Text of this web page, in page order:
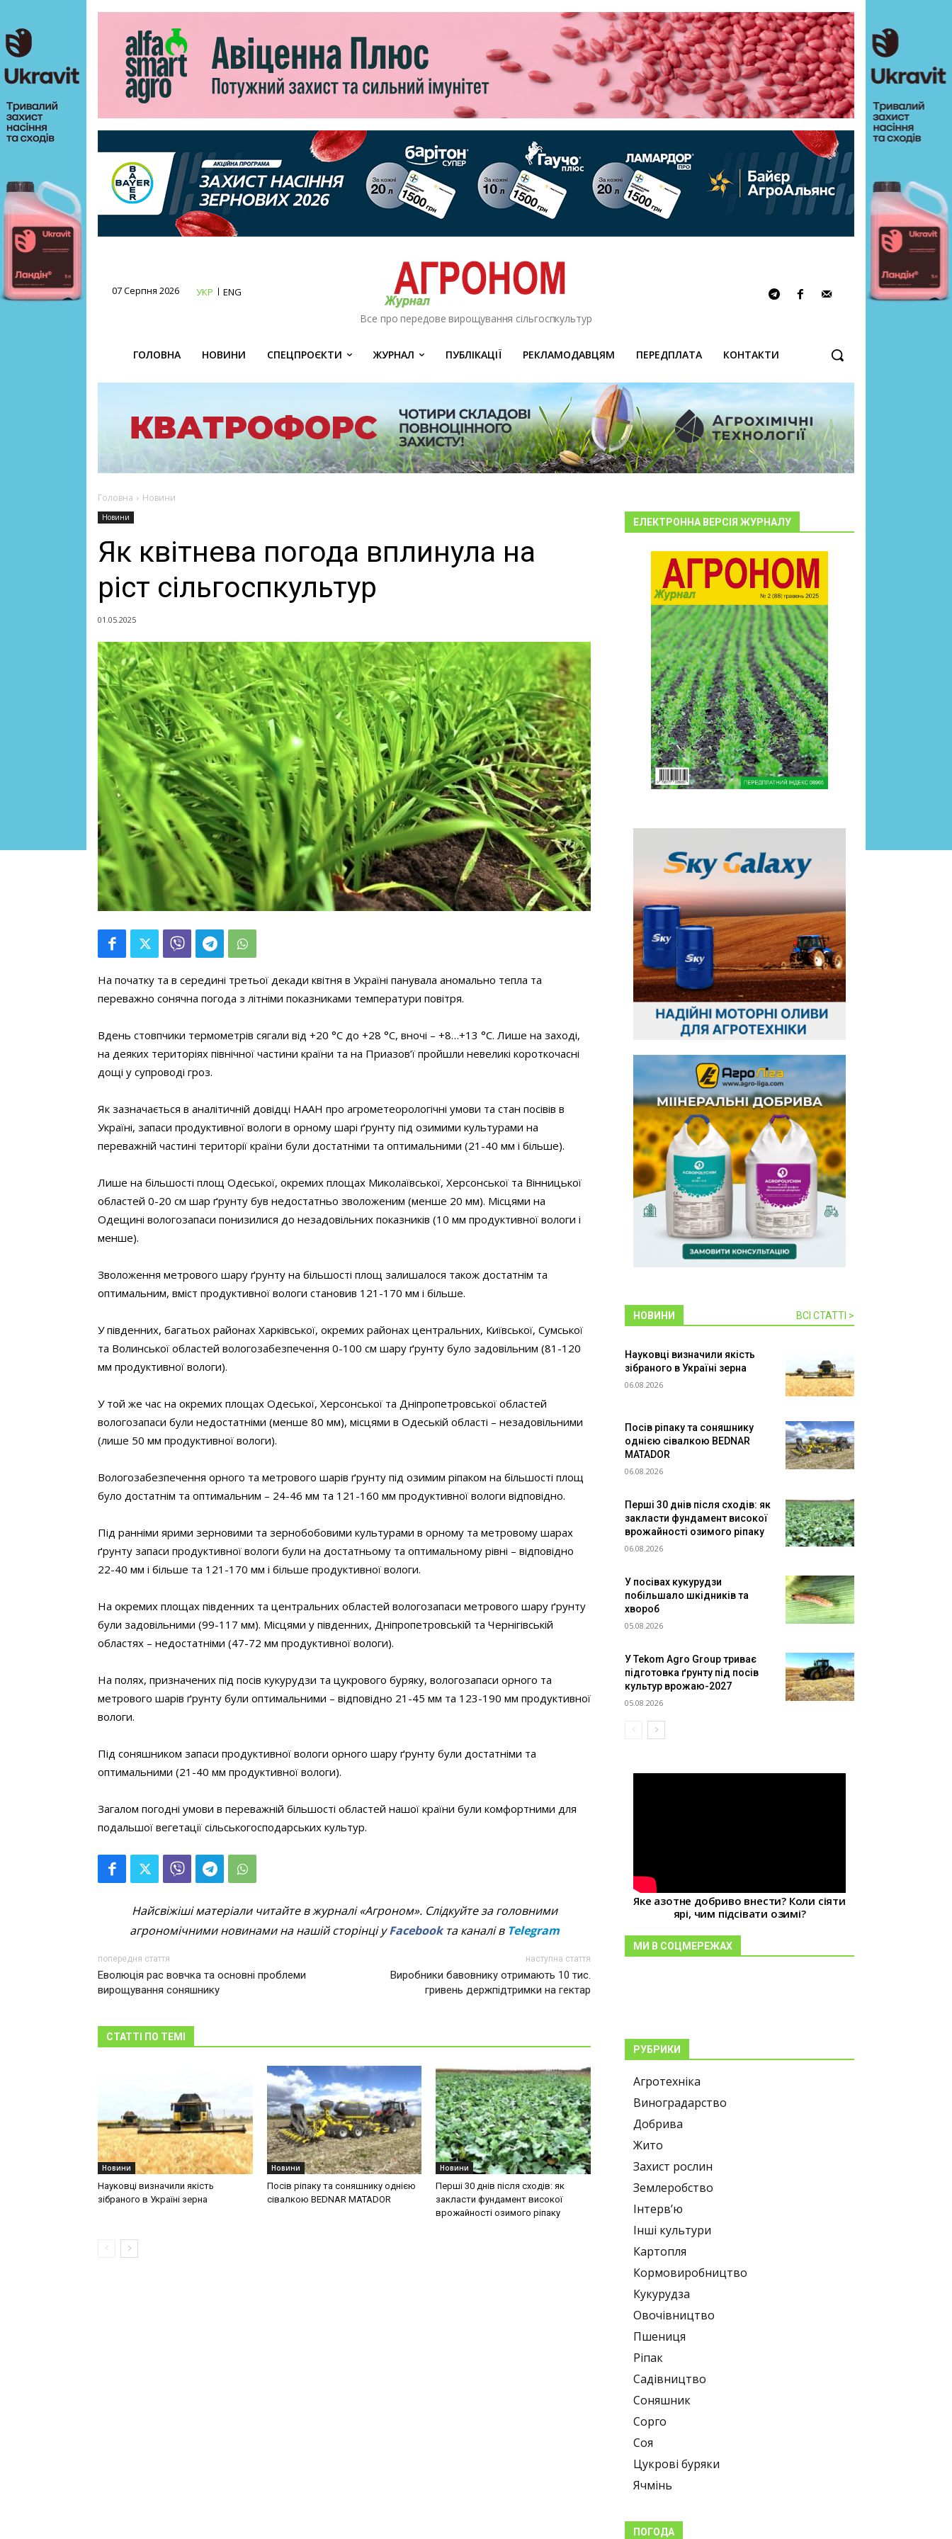
07 Серпня 2026 УКР ENG
Все про передове вирощування сільгоспкультур
ГОЛОВНА НОВИНИ СПЕЦПРОЄКТИ ЖУРНАЛ ПУБЛІКАЦІЇ РЕКЛАМОДАВЦЯМ ПЕРЕДПЛАТА КОНТАКТИ
Головна Новини
Новини
Як квітнева погода вплинула на
ріст сільгоспкультур
01.05.2025
На початку та в середині третьої декади квітня в Україні панувала аномально тепла та
переважно сонячна погода з літніми показниками температури повітря.
Вдень стовпчики термометрів сягали від +20 °С до +28 °С, вночі – +8…+13 °С. Лише на заході,
на деяких територіях північної частини країни та на Приазов’ї пройшли невеликі короткочасні
дощі у супроводі гроз.
Як зазначається в аналітичній довідці НААН про агрометеорологічні умови та стан посівів в
Україні, запаси продуктивної вологи в орному шарі ґрунту під озимими культурами на
переважній частині території країни були достатніми та оптимальними (21-40 мм і більше).
Лише на більшості площ Одеської, окремих площах Миколаївської, Херсонської та Вінницької
областей 0-20 см шар ґрунту був недостатньо зволоженим (менше 20 мм). Місцями на
Одещині вологозапаси понизилися до незадовільних показників (10 мм продуктивної вологи і
менше).
Зволоження метрового шару ґрунту на більшості площ залишалося також достатнім та
оптимальним, вміст продуктивної вологи становив 121-170 мм і більше.
У південних, багатьох районах Харківської, окремих районах центральних, Київської, Сумської
та Волинської областей вологозабезпечення 0-100 см шару ґрунту було задовільним (81-120
мм продуктивної вологи).
У той же час на окремих площах Одеської, Херсонської та Дніпропетровської областей
вологозапаси були недостатніми (менше 80 мм), місцями в Одеській області – незадовільними
(лише 50 мм продуктивної вологи).
Вологозабезпечення орного та метрового шарів ґрунту під озимим ріпаком на більшості площ
було достатнім та оптимальним – 24-46 мм та 121-160 мм продуктивної вологи відповідно.
Під ранніми ярими зерновими та зернобобовими культурами в орному та метровому шарах
ґрунту запаси продуктивної вологи були на достатньому та оптимальному рівні – відповідно
22-40 мм і більше та 121-170 мм і більше продуктивної вологи.
На окремих площах південних та центральних областей вологозапаси метрового шару ґрунту
були задовільними (99-117 мм). Місцями у південних, Дніпропетровській та Чернігівській
областях – недостатніми (47-72 мм продуктивної вологи).
На полях, призначених під посів кукурудзи та цукрового буряку, вологозапаси орного та
метрового шарів ґрунту були оптимальними – відповідно 21-45 мм та 123-190 мм продуктивної
вологи.
Під соняшником запаси продуктивної вологи орного шару ґрунту були достатніми та
оптимальними (21-40 мм продуктивної вологи).
Загалом погодні умови в переважній більшості областей нашої країни були комфортними для
подальшої вегетації сільськогосподарських культур.
Найсвіжіші матеріали читайте в журналі «Агроном». Слідкуйте за головними
агрономічними новинами на нашій сторінці уFacebookта каналі в Telegram
попередня стаття
Еволюція рас вовчка та основні проблеми
вирощування соняшнику
наступна стаття
Виробники бавовнику отримають 10 тис.
гривень держпідтримки на гектар
СТАТТІ ПО ТЕМІ
Новини
Науковці визначили якість
зібраного в Україні зерна
Новини
Посів ріпаку та соняшнику однією
сівалкою BEDNAR MATADOR
Новини
Перші 30 днів після сходів: як
закласти фундамент високої
врожайності озимого ріпаку
ЕЛЕКТРОННА ВЕРСІЯ ЖУРНАЛУ
НОВИНИ ВСІ СТАТТІ >
Науковці визначили якість
зібраного в Україні зерна
06.08.2026
Посів ріпаку та соняшнику
однією сівалкою BEDNAR
MATADOR
06.08.2026
Перші 30 днів після сходів: як
закласти фундамент високої
врожайності озимого ріпаку
06.08.2026
У посівах кукурудзи
побільшало шкідників та
хвороб
05.08.2026
У Tekom Agro Group триває
підготовка ґрунту під посів
культур врожаю-2027
05.08.2026
Яке азотне добриво внести? Коли сіяти
ярі, чим підсівати озимі?
МИ В СОЦМЕРЕЖАХ
РУБРИКИ
Агротехніка
Виноградарство
Добрива
Жито
Захист рослин
Землеробство
Інтерв’ю
Інші культури
Картопля
Кормовиробництво
Кукурудза
Овочівництво
Пшениця
Ріпак
Садівництво
Соняшник
Сорго
Соя
Цукрові буряки
Ячмінь
ПОГОДА